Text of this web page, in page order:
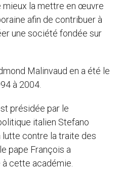
la mettre en œuvre
afin de contribuer à
une société fondée sur
Malinvaud en a été le
à 2004.
présidée par le
italien Stefano
lutte contre la traite des
pape François a
cette académie.